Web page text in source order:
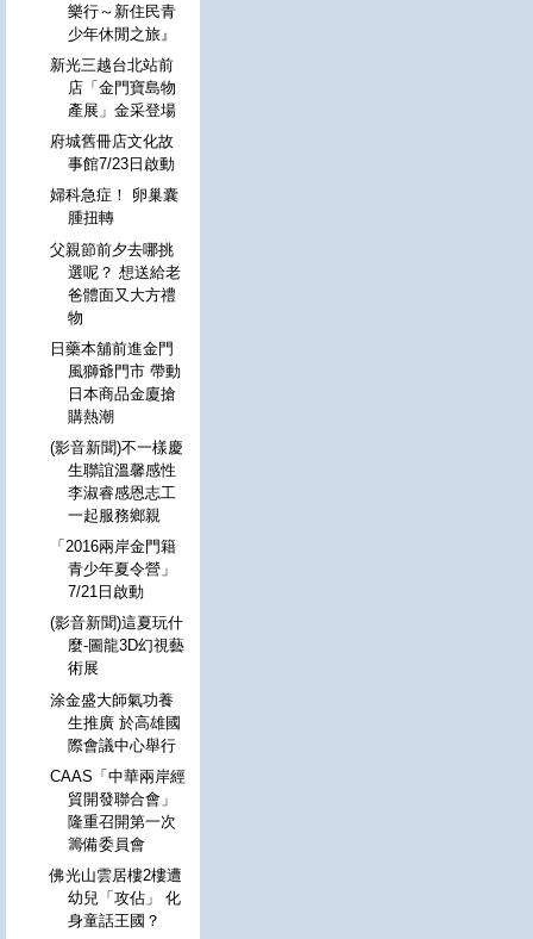
樂行～新住民青
少年休閒之旅』
新光三越台北站前
店「金門寶島物
產展」金采登場
府城舊冊店文化故
事館7/23日啟動
婦科急症！ 卵巢囊
腫扭轉
父親節前夕去哪挑
選呢？ 想送給老
爸體面又大方禮
物
日藥本舖前進金門
風獅爺門市 帶動
日本商品金廈搶
購熱潮
(影音新聞)不一樣慶
生聯誼溫馨感性
李淑睿感恩志工
一起服務鄉親
「2016兩岸金門籍
青少年夏令營」
7/21日啟動
(影音新聞)這夏玩什
麼-圖龍3D幻視藝
術展
涂金盛大師氣功養
生推廣 於高雄國
際會議中心舉行
CAAS「中華兩岸經
貿開發聯合會」
隆重召開第一次
籌備委員會
佛光山雲居樓2樓遭
幼兒「攻佔」 化
身童話王國？